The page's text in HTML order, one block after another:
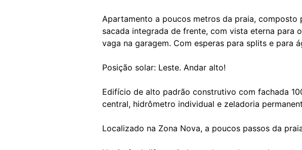
Apartamento a poucos metros da praia,
sacada integrada de frente, com vista eterna para
vaga na garagem. Com esperas para splits e para
Posição solar: Leste. Andar alto!
Edifício de alto padrão construtivo com fachada
central, hidrômetro individual e zeladoria
Localizado na Zona Nova, a poucos passos da